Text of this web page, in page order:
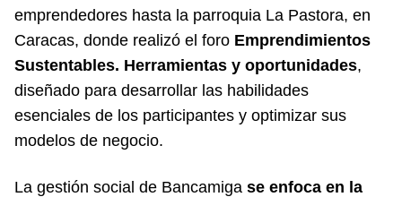
emprendedores hasta la parroquia La Pastora, en
Caracas, donde realizó el foro Emprendimientos
Sustentables. Herramientas y oportunidades,
diseñado para desarrollar las habilidades
esenciales de los participantes y optimizar sus
modelos de negocio.
La gestión social de Bancamiga se enfoca en la